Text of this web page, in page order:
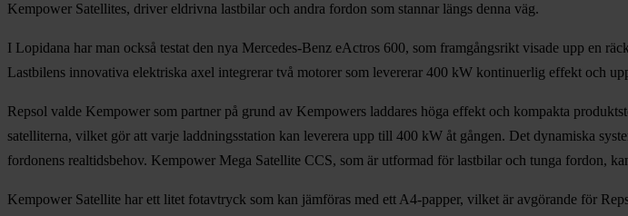
Kempower Satellites, driver eldrivna lastbilar och andra fordon som stannar längs denna väg.
I Lopidana har man också testat den nya Mercedes-Benz eActros 600, som framgångsrikt visade upp en
Lastbilens innovativa elektriska axel integrerar två motorer som levererar 400 kW kontinuerlig effekt och
Repsol valde Kempower som partner på grund av Kempowers laddares höga effekt och kompakta
satelliterna, vilket gör att varje laddningsstation kan leverera upp till 400 kW åt gången. Det dynamiska
fordonens realtidsbehov. Kempower Mega Satellite CCS, som är utformad för lastbilar och tunga fordon,
Kempower Satellite har ett litet fotavtryck som kan jämföras med ett A4-papper, vilket är avgörande för